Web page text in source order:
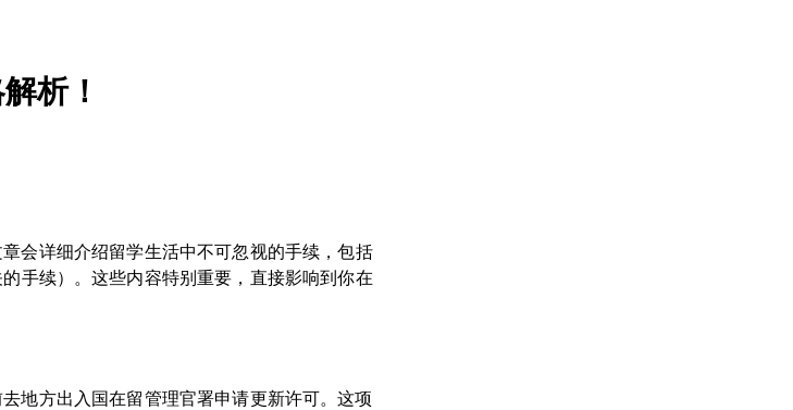
析！
会详细介绍留学生活中不可忽视的手续，包括
手续）。这些内容特别重要，直接影响到你在
地方出入国在留管理官署申请更新许可。这项